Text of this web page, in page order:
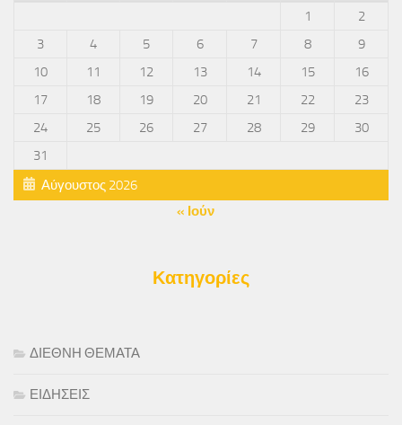
Αύγουστος 2026
1
2
3
4 5 6 7 8
9
10
11 12 13 14 15
16
17
18 19 20 21 22
23
24
25 26 27 28 29
30
31
« Ιούν
Κατηγορίες
ΔΙΕΘΝΗ ΘΕΜΑΤΑ
ΕΙΔΗΣΕΙΣ